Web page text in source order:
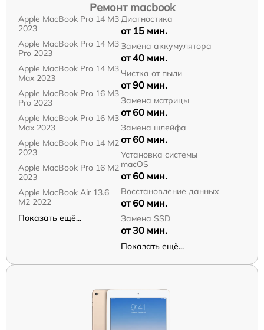
Ремонт macbook
Apple MacBook Pro 14 M3
2023
Apple MacBook Pro 14 M3
Pro 2023
Apple MacBook Pro 14 M3
Max 2023
Apple MacBook Pro 16 M3
Pro 2023
Apple MacBook Pro 16 M3
Max 2023
Apple MacBook Pro 14 M2
2023
Apple MacBook Pro 16 M2
2023
Apple MacBook Air 13.6
M2 2022
Показать ещё...
Диагностика
от 15 мин.
Замена аккумулятора
от 40 мин.
Чистка от пыли
от 90 мин.
Замена матрицы
от 60 мин.
Замена шлейфа
от 60 мин.
Установка системы
macOS
от 60 мин.
Восстановление данных
от 60 мин.
Замена SSD
от 30 мин.
Показать ещё...